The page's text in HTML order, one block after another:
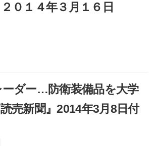
０１４年３月１６日
ダー…防衛装備品を大学
売新聞』2014年3月8日付